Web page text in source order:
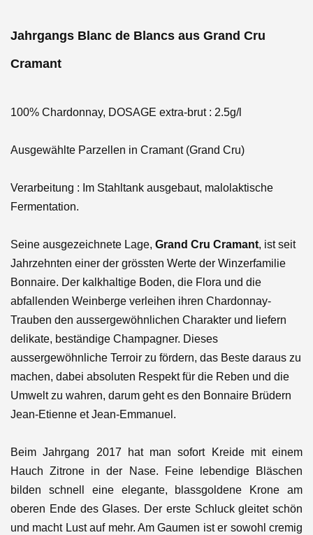
Jahrgangs Blanc de Blancs aus Grand Cru
Cramant
100% Chardonnay, DOSAGE extra-brut : 2.5g/l
Ausgewählte Parzellen in Cramant (Grand Cru)
Verarbeitung : Im Stahltank ausgebaut, malolaktische
Fermentation.
Seine ausgezeichnete Lage, Grand Cru Cramant, ist seit
Jahrzehnten einer der grössten Werte der Winzerfamilie
Bonnaire. Der kalkhaltige Boden, die Flora und die
abfallenden Weinberge verleihen ihren Chardonnay-
Trauben den aussergewöhnlichen Charakter und liefern
delikate, beständige Champagner. Dieses
aussergewöhnliche Terroir zu fördern, das Beste daraus zu
machen, dabei absoluten Respekt für die Reben und die
Umwelt zu wahren, darum geht es den Bonnaire Brüdern
Jean-Etienne et Jean-Emmanuel.
Beim Jahrgang 2017 hat man sofort Kreide mit einem
Hauch Zitrone in der Nase. Feine lebendige Bläschen
bilden schnell eine elegante, blassgoldene Krone am
oberen Ende des Glases. Der erste Schluck gleitet schön
und macht Lust auf mehr. Am Gaumen ist er sowohl cremig